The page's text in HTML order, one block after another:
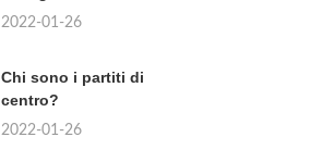
2022-01-26
Chi sono i partiti di
centro?
2022-01-26